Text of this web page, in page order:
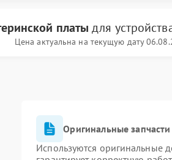
платы для
Цена актуальна на текущую дату
Оригинальные
Используются оригинальные